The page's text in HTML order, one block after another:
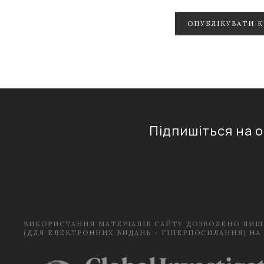
ОПУБЛІКУВАТИ
Підпишіться на
ВИКОРИСТАННЯ МАТЕРІАЛІВ САЙТУ ДОЗВОЛЕНО
(ДЛЯ ЕЛЕКТРОННИХ ВИДАНЬ - ГІПЕРПОСИЛАННЯ) НА